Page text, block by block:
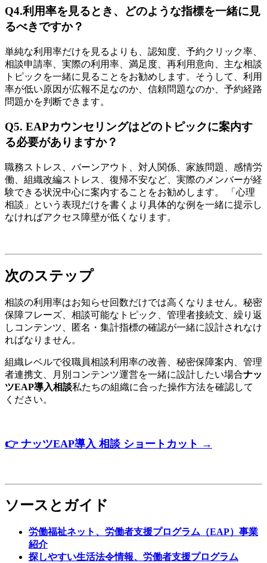
Q4.利用率を見るとき、どのような指標を一緒に見
るべきですか？
単純な利用率だけを見るよりも、認知度、予約クリック率、
相談申請率、実際の利用率、満足度、再利用意向、主な相談
トピックを一緒に見ることをお勧めします。そうして、利用
率が低い原因が広報不足なのか、信頼問題なのか、予約経路
問題かを判断できます。
Q5. EAPカウンセリングはどのトピックに案内す
る必要がありますか？
職務ストレス、バーンアウト、対人関係、家族問題、感情労
働、組織改編ストレス、復帰不安など、実際のメンバーが経
験できる状況中心に案内することをお勧めします。 「心理
相談」という表現だけを書くより具体的な例を一緒に提示し
なければアクセス障壁が低くなります。
次のステップ
相談の利用率はお知らせ回数だけでは高くなりません。秘密
保障フレーズ、相談可能なトピック、管理者接続文、繰り返
しコンテンツ、匿名・集計指標の確認が一緒に設計されなけ
ればなりません。
組織レベルで役職員相談利用率の改善、秘密保障案内、管理
者連携文、月別コンテンツ運営を一緒に設計したい場合ナッ
ツEAP導入相談私たちの組織に合った操作方法を確認して
ください。
👉 ナッツEAP導入 相談 ショートカット →
ソースとガイド
労働福祉ネット、労働者支援プログラム（EAP）事業
紹介
探しやすい生活法令情報、労働者支援プログラム